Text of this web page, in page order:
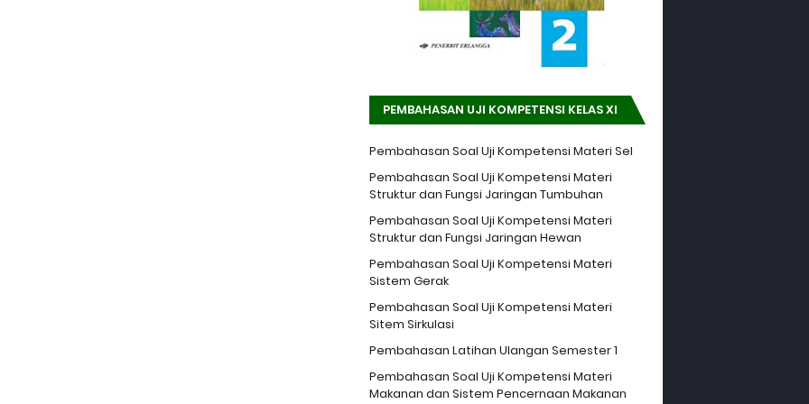
PEMBAHASAN UJI KOMPETENSI KELAS XI
Pembahasan Soal Uji Kompetensi Materi Sel
Pembahasan Soal Uji Kompetensi Materi
Struktur dan Fungsi Jaringan Tumbuhan
Pembahasan Soal Uji Kompetensi Materi
Struktur dan Fungsi Jaringan Hewan
Pembahasan Soal Uji Kompetensi Materi
Sistem Gerak
Pembahasan Soal Uji Kompetensi Materi
Sitem Sirkulasi
Pembahasan Latihan Ulangan Semester 1
Pembahasan Soal Uji Kompetensi Materi
Makanan dan Sistem Pencernaan Makanan